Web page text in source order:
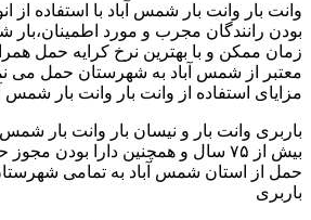
وانت بار وانت بار شمس آباد با استفاده از
بودن رانندگان مجرب و مورد اطمینان،بار
زمان ممکن و با بهترین نرخ کرایه حمل همراه
معتبر از شمس آباد به شهرستان حمل می
مزایای استفاده از وانت بار وانت بار شمس
باربری وانت بار و نیسان بار وانت بار شمس
بیش از ۷۵ سال و همچنین دارا بودن
حمل از استان شمس آباد به تمامی
باربری